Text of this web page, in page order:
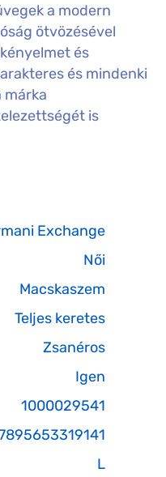
a modern
ötvözésével
és
és mindenki
márka
is
Exchange
Női
Macskaszem
Teljes keretes
Zsanéros
Igen
1000029541
L